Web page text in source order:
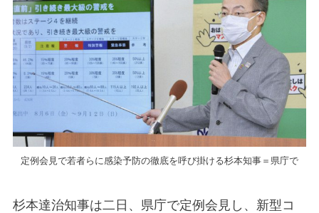
定例会見で若者らに感染予防の徹底を呼び掛ける杉本知事＝県庁で
杉本達治知事は二日、県庁で定例会見し、新型コ